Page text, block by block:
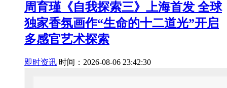
周育瑾《自我探索三》上海首发 全球
独家香氛画作“生命的十二道光”开启
多感官艺术探索
即时资讯 时间：2026-08-06 23:42:30